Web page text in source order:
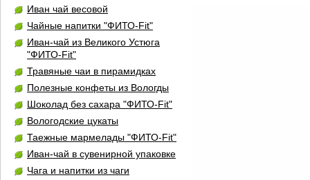
Иван чай весовой
Чайные напитки "ФИТО-Fit"
Иван-чай из Великого Устюга
"ФИТО-Fit"
Травяные чаи в пирамидках
Полезные конфеты из Вологды
Шоколад без сахара "ФИТО-Fit"
Вологодские цукаты
Таежные мармелады "ФИТО-Fit"
Иван-чай в сувенирной упаковке
Чага и напитки из чаги